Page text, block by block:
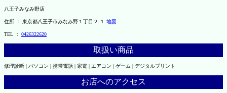
八王子みなみ野店
住所 ： 東京都八王子市みなみ野１丁目２-１ 地図
TEL ： 0426322620
取扱い商品
修理診断 | パソコン | 携帯電話 | 家電 | エアコン | ゲーム | デジタルプリント
お店へのアクセス